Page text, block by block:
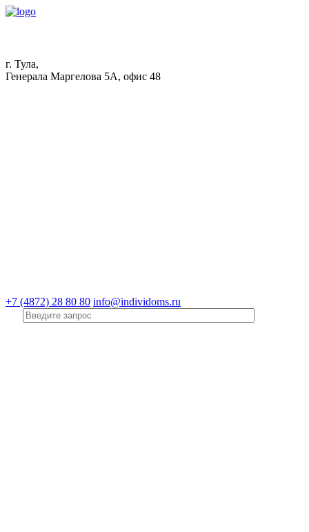
г. Тула,
Генерала Маргелова 5А, офис 48
+7 (4872) 28 80 80 info@individoms.ru